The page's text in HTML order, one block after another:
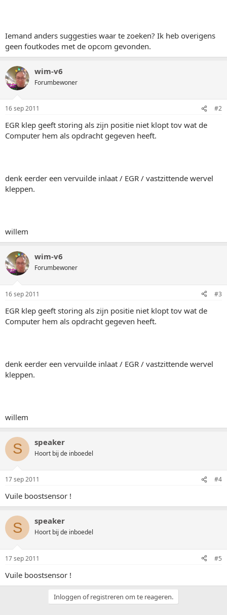
Iemand anders suggesties waar te zoeken? Ik heb overigens
geen foutkodes met de opcom gevonden.
wim-v6
Forumbewoner
16 sep 2011 #2
EGR klep geeft storing als zijn positie niet klopt tov wat de
Computer hem als opdracht gegeven heeft.
denk eerder een vervuilde inlaat / EGR / vastzittende wervel
kleppen.
willem
wim-v6
Forumbewoner
16 sep 2011 #3
EGR klep geeft storing als zijn positie niet klopt tov wat de
Computer hem als opdracht gegeven heeft.
denk eerder een vervuilde inlaat / EGR / vastzittende wervel
kleppen.
willem
S speaker
Hoort bij de inboedel
17 sep 2011 #4
Vuile boostsensor !
S speaker
Hoort bij de inboedel
17 sep 2011 #5
Vuile boostsensor !
Inloggen of registreren om te reageren.